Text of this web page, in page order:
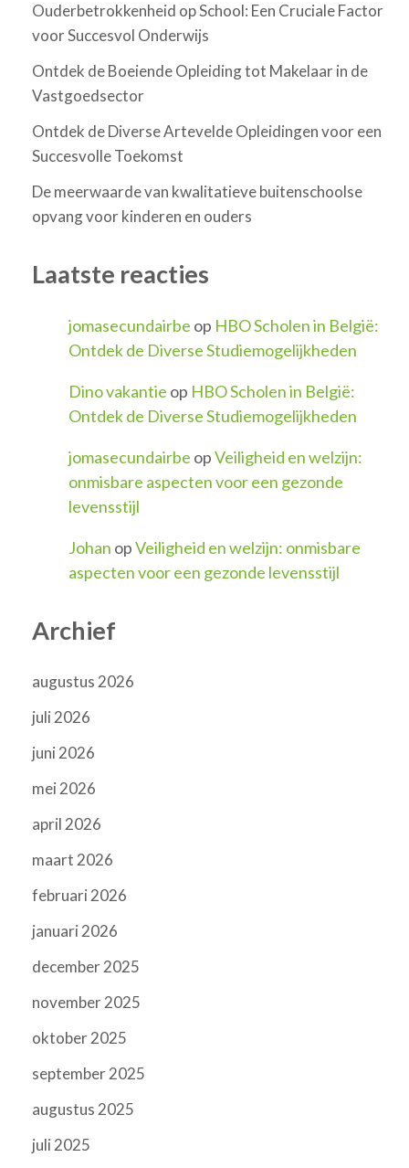
Ouderbetrokkenheid op School: Een Cruciale Factor
voor Succesvol Onderwijs
Ontdek de Boeiende Opleiding tot Makelaar in de
Vastgoedsector
Ontdek de Diverse Artevelde Opleidingen voor een
Succesvolle Toekomst
De meerwaarde van kwalitatieve buitenschoolse
opvang voor kinderen en ouders
Laatste reacties
jomasecundairbe op HBO Scholen in België:
Ontdek de Diverse Studiemogelijkheden
Dino vakantie op HBO Scholen in België:
Ontdek de Diverse Studiemogelijkheden
jomasecundairbe opVeiligheid en welzijn:
onmisbare aspecten voor een gezonde
levensstijl
Johan opVeiligheid en welzijn: onmisbare
aspecten voor een gezonde levensstijl
Archief
augustus 2026
juli 2026
juni 2026
mei 2026
april 2026
maart 2026
februari 2026
januari 2026
december 2025
november 2025
oktober 2025
september 2025
augustus 2025
juli 2025